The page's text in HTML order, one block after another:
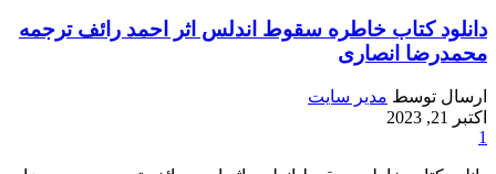
دانلود کتاب خاطره سقوط اندلس اثر احمد رائف ترجمه
محمدرضا انصاری
ارسال توسط مدیر سایت
اکتبر 21, 2023
1